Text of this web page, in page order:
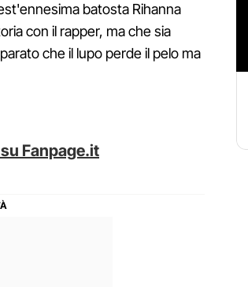
batosta Rihanna
con il rapper, ma che sia
che il lupo perde il pelo ma
Fanpage.it